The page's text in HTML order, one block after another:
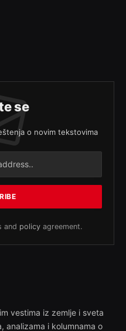
se
o novim tekstovima
and policy agreement.
vestima iz zemlje i sveta
analizama i kolumnama o